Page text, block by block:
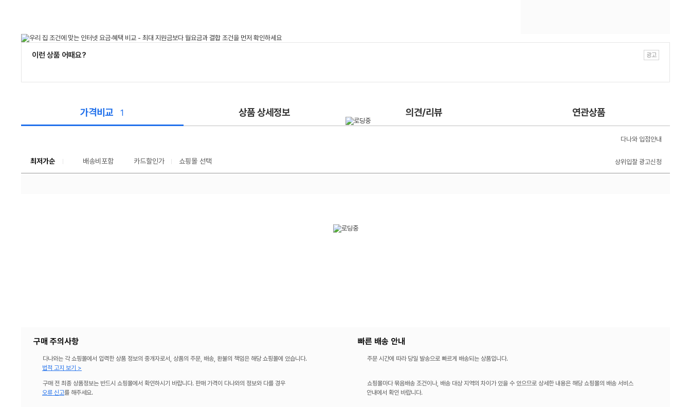
이런 상품 어때요?
가격비교 1 상품 상세정보 의견/리뷰 연관상품
다나와 입점안내
최저가순 배송비포함 카드할인가 쇼핑몰 선택 상위입찰 광고신청
구매 주의사항
다나와는 각 쇼핑몰에서 입력한 상품 정보의 중개자로서, 상품의 주문, 배송, 환불의 책임은 해당 쇼핑몰에 있습니다.
법적 고지 보기 >
구매 전 최종 상품정보는 반드시 쇼핑몰에서 확인하시기 바랍니다. 판매 가격이 다나와의 정보와 다를 경우
오류 신고를 해주세요.
빠른 배송 안내
주문 시간에 따라 당일 발송으로 빠르게 배송되는 상품입니다.
쇼핑몰마다 묶음배송 조건이나, 배송 대상 지역의 차이가 있을 수 있으므로 상세한 내용은 해당 쇼핑몰의 배송 서비스
안내에서 확인 바랍니다.